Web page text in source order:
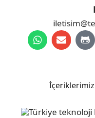
İçeriklerimiz